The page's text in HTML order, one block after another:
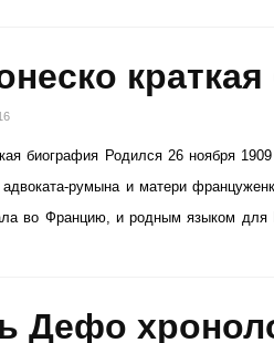
биография Родился 26 ноября
румына и матери
во Францию, и родным языком для
Дефо